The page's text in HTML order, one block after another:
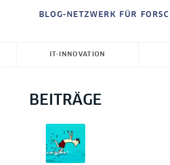
BLOG-NETZWERK FÜR
IT-INNOVATION
BEITRÄGE